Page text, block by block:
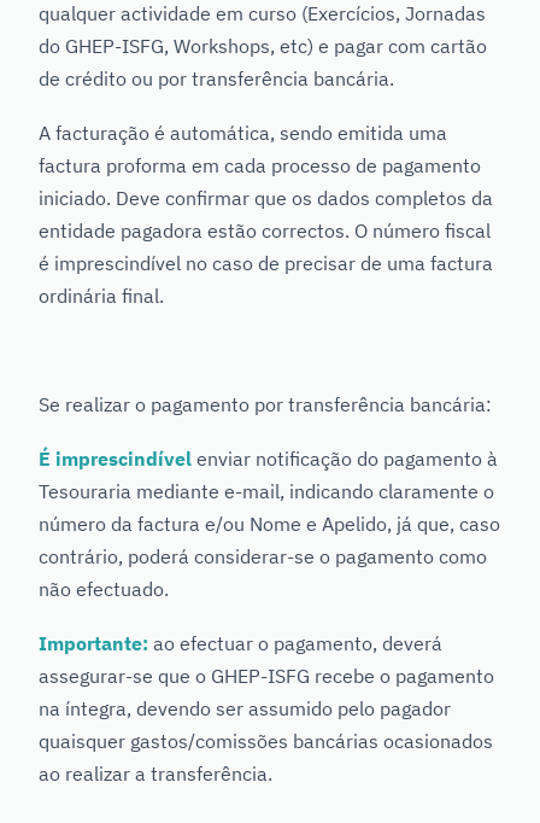
qualquer actividade em curso (Exercícios, Jornadas
do GHEP-ISFG, Workshops, etc) e pagar com cartão
de crédito ou por transferência bancária.
A facturação é automática, sendo emitida uma
factura proforma em cada processo de pagamento
iniciado. Deve confirmar que os dados completos da
entidade pagadora estão correctos. O número fiscal
é imprescindível no caso de precisar de uma factura
ordinária final.
Se realizar o pagamento por transferência bancária:
É imprescindível enviar notificação do pagamento à
Tesouraria mediante e-mail, indicando claramente o
número da factura e/ou Nome e Apelido, já que, caso
contrário, poderá considerar-se o pagamento como
não efectuado.
Importante: ao efectuar o pagamento, deverá
assegurar-se que o GHEP-ISFG recebe o pagamento
na íntegra, devendo ser assumido pelo pagador
quaisquer gastos/comissões bancárias ocasionados
ao realizar a transferência.